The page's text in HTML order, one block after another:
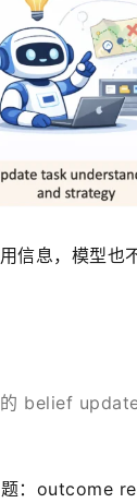
信息，模型也
的 belief
：outcome